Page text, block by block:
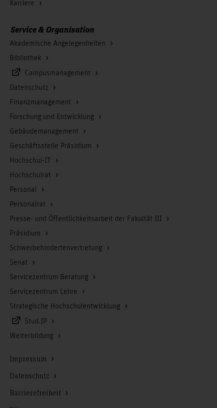
Karriere
Service & Organisation
Akademische Angelegenheiten
Bibliothek
Campusmanagement
Datenschutz
Finanzmanagement
Forschung und Entwicklung
Gebäudemanagement
Geschäftsstelle Präsidium
Hochschul-IT
Hochschulrat
Personal
Personalrat
Presse- und Öffentlichkeitsarbeit der Fakultät III
Präsidium
Schwerbehindertenvertretung
Senat
Servicezentrum Beratung
Servicezentrum Lehre
Strategische Hochschulentwicklung
Stud.IP
Weiterbildung
Impressum
Datenschutz
Barrierefreiheit